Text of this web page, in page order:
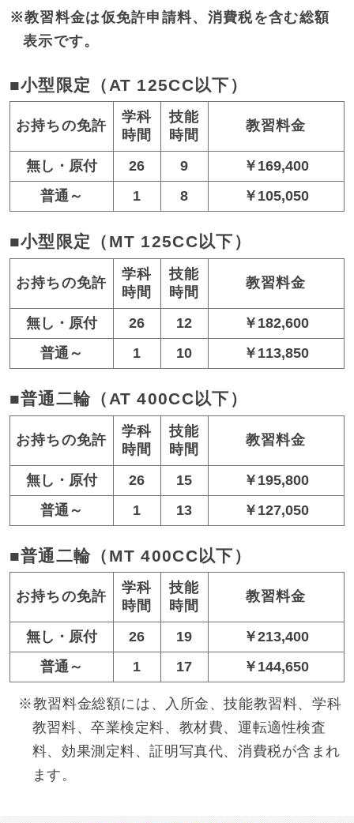
キャンセル料金
※教習料金は仮免許申請料、消費税を含む総額
表示です。
■小型限定（AT 125CC以下）
お持ちの免許
学科
時間
技能
時間
教習料金
無し・原付 26 9
￥169,400
普通～
1 8 ￥105,050
■小型限定（MT 125CC以下）
お持ちの免許
学科
時間
技能
時間
教習料金
無し・原付 26 12
￥182,600
普通～
1 10 ￥113,850
■普通二輪（AT 400CC以下）
お持ちの免許
学科
時間
技能
時間
教習料金
無し・原付 26 15
￥195,800
普通～
1 13 ￥127,050
■普通二輪（MT 400CC以下）
お持ちの免許
学科
時間
技能
時間
教習料金
無し・原付 26 19
￥213,400
普通～
1 17 ￥144,650
※教習料金総額には、入所金、技能教習料、学科
教習料、卒業検定料、教材費、運転適性検査
料、効果測定料、証明写真代、消費税が含まれ
ます。